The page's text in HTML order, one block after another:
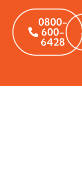
0800-
600-
6428